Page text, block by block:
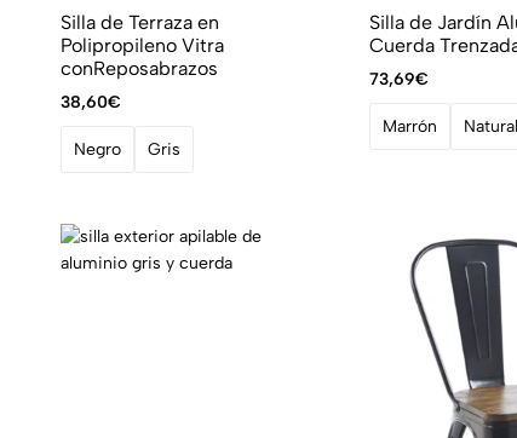
Silla de Terraza en
Polipropileno Vitra
conReposabrazos
38,60€
Negro Gris
Silla de Jardín
Cuerda
73,69€
Marrón Natural